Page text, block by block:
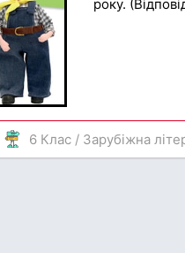
року.
6 Клас / Зарубіжна